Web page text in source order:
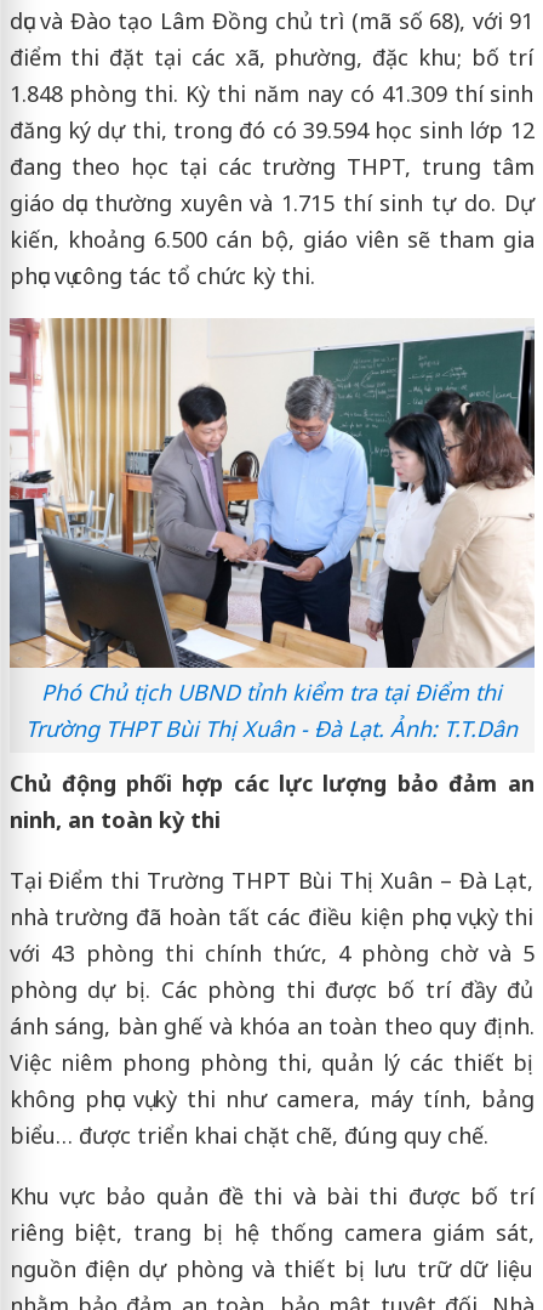
dục và Đào tạo Lâm Đồng chủ trì (mã số 68), với 91
điểm thi đặt tại các xã, phường, đặc khu; bố trí
1.848 phòng thi. Kỳ thi năm nay có 41.309 thí sinh
đăng ký dự thi, trong đó có 39.594 học sinh lớp 12
đang theo học tại các trường THPT, trung tâm
giáo dục thường xuyên và 1.715 thí sinh tự do. Dự
kiến, khoảng 6.500 cán bộ, giáo viên sẽ tham gia
phục vụ công tác tổ chức kỳ thi.
Phó Chủ tịch UBND tỉnh kiểm tra tại Điểm thi
Trường THPT Bùi Thị Xuân - Đà Lạt. Ảnh: T.T.Dân
Chủ động phối hợp các lực lượng bảo đảm an
ninh, an toàn kỳ thi
Tại Điểm thi Trường THPT Bùi Thị Xuân – Đà Lạt,
nhà trường đã hoàn tất các điều kiện phục vụ kỳ thi
với 43 phòng thi chính thức, 4 phòng chờ và 5
phòng dự bị. Các phòng thi được bố trí đầy đủ
ánh sáng, bàn ghế và khóa an toàn theo quy định.
Việc niêm phong phòng thi, quản lý các thiết bị
không phục vụ kỳ thi như camera, máy tính, bảng
biểu… được triển khai chặt chẽ, đúng quy chế.
Khu vực bảo quản đề thi và bài thi được bố trí
riêng biệt, trang bị hệ thống camera giám sát,
nguồn điện dự phòng và thiết bị lưu trữ dữ liệu